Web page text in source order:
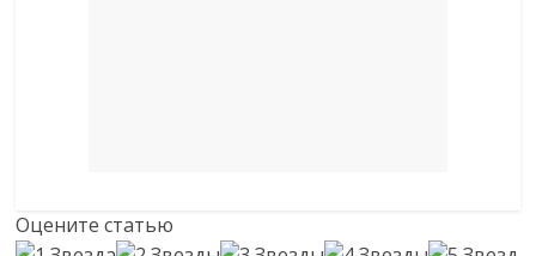
Оцените статью